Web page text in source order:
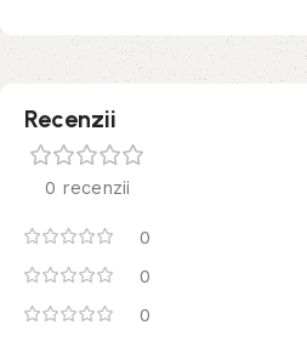
Recenzii
0 recenzii
0
0
0